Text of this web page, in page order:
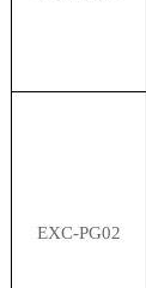
EXC-PG02